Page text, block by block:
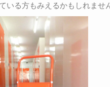
いる方もみえるかもしれませ